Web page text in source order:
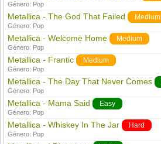
Género: Pop
Metallica - The God That Failed Medium
Género: Pop
Metallica - Welcome Home Medium
Género: Pop
Metallica - Frantic Medium
Género: Pop
Metallica - The Day That Never Comes
Género: Pop
Metallica - Mama Said Easy
Género: Pop
Metallica - Whiskey In The Jar Hard
Género: Pop